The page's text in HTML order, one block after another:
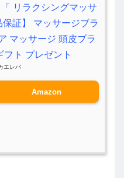
リラクシングマッサ
証】 マッサージブラ
マッサージ 頭皮ブラ
フト プレゼント
エレバ
Amazon